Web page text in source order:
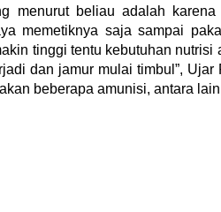
menurut beliau adalah
memetiknya saja sampai
tinggi tentu kebutuhan nutrisi
dan jamur mulai timbul”, Ujar
beberapa amunisi, antara lain